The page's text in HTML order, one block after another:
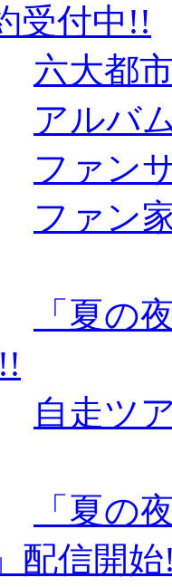
受付中!!
六大都
アルバ
ファン
ファン
「夏の
自走ツ
「夏の
配信開